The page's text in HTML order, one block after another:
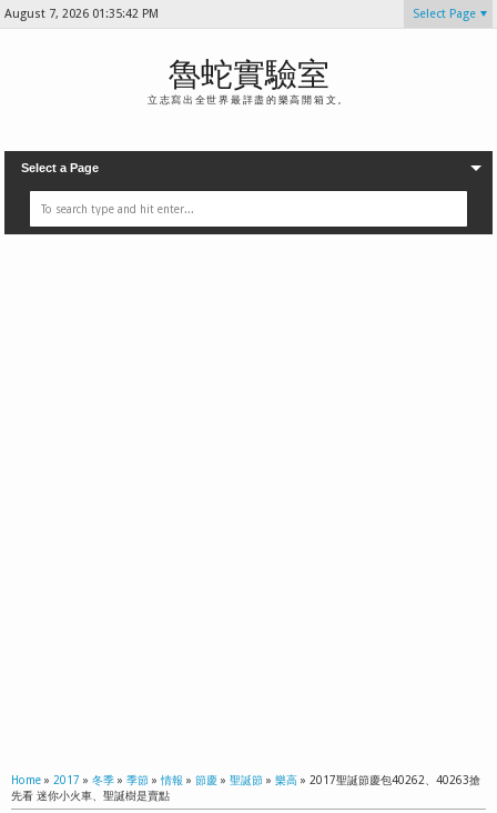
August 7, 2026 01:35:43 PM Select Page
魯蛇實驗室
立志寫出全世界最詳盡的樂高開箱文。
Select a Page
Home » 2017 » 冬季 » 季節 » 情報 » 節慶 » 聖誕節 » 樂高 » 2017聖誕節慶包40262、40263搶
先看 迷你小火車、聖誕樹是賣點